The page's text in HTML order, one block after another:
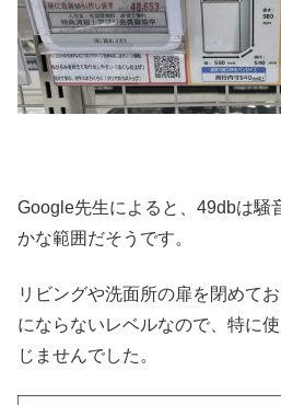
Google先生によると、49dbは騒
かな範囲だそうです。
リビングや洗面所の扉を閉めて
にならないレベルなので、特に
じませんでした。